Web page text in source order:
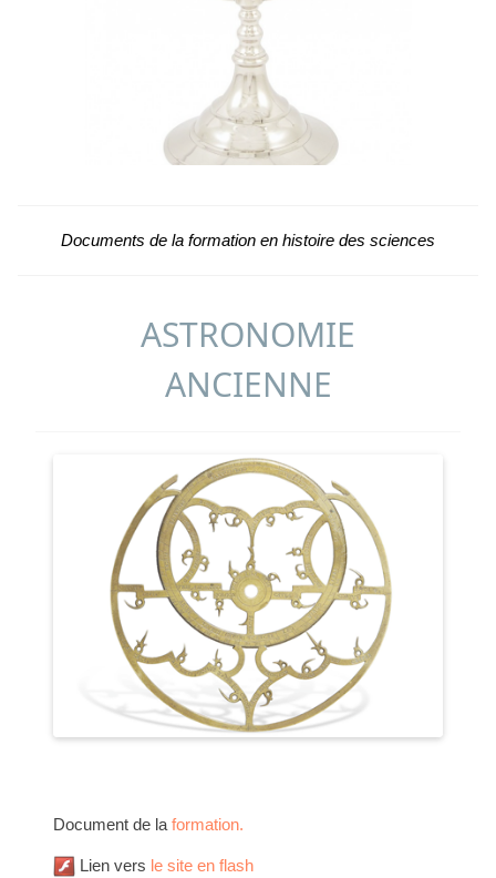
Documents de la formation en histoire des sciences
ASTRONOMIE
ANCIENNE
Document de la formation.
Lien vers le site en flash